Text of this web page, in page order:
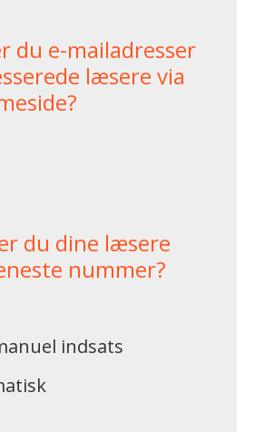
du e-mailadresser
læsere via
du dine læsere
nummer?
indsats